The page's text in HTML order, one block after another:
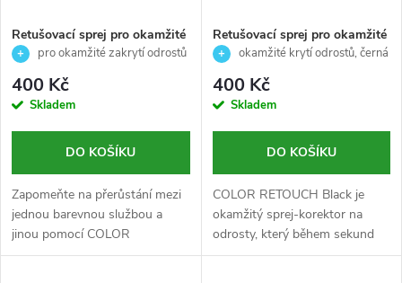
p
r
o
d
u
s
p
r
d
u
Retušovací sprej pro okamžité
zakrytí odrostu - Dark Blonde
ml
pro okamžité zakrytí odrostů
400 Kč
Skladem
DO KOŠÍKU
Zapomeňte na přerůstání mezi
jednou barevnou službou a
jinou pomocí COLOR
RETOUCH. Okamžitý korektor
Retušovací sprej pro okamžité
zakrytí odrostu-Black/černá-
okamžité krytí odrostů, černá
400 Kč
Skladem
DO KOŠÍKU
COLOR RETOUCH Black je
okamžitý sprej-korektor na
odrosty, který během sekund
kryje bílé vlasy a zanechává